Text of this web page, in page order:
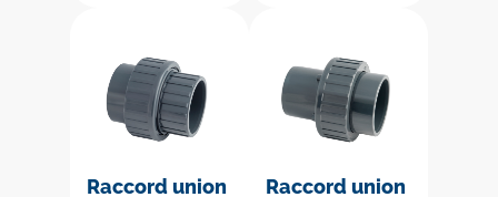
Raccord union
Raccord union